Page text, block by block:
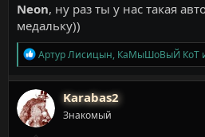
Neon, ну раз ты у нас такая
медальку))
Р
е
а
к
ц
и
и
Артур Лисицын, КаМыШоВыЙ КоТ
Karabas2
Знакомый